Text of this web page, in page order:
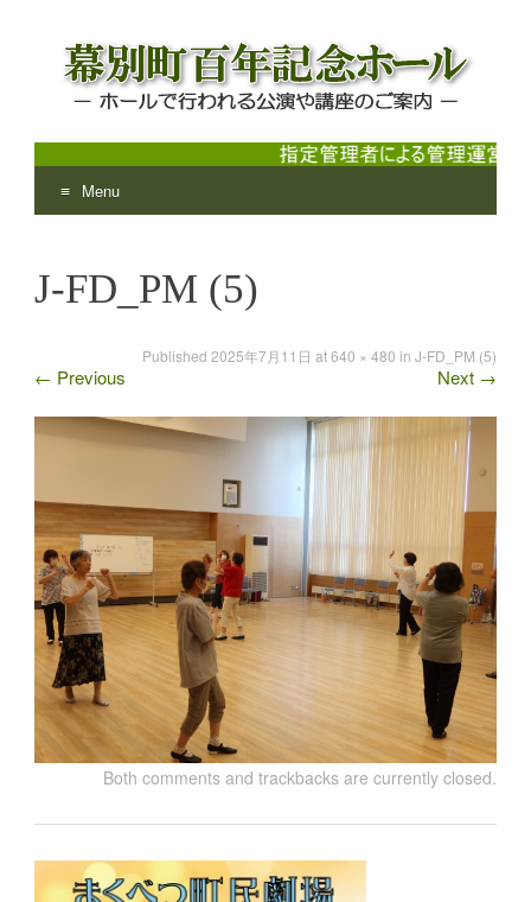
幕別町百年記念ホール
ホールで行われる公演や講座のご案内
Menu
content
J-FD_PM (5)
Published 2025年7月11日 at640 × 480 in J-FD_PM (5)
← Previous Next →
Both comments and trackbacks are currently closed.